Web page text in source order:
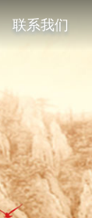
联系我们